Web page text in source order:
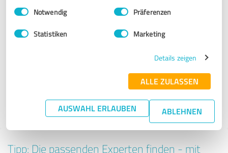
Impressum Datenschutzbestimmungen
Einwilligungsauswahl
Notwendig Präferenzen
Statistiken Marketing
Details zeigen
ALLE ZULASSEN
AUSWAHL ERLAUBEN ABLEHNEN
Anbietern aus dem Bereich
4.91 von 5
Tipp: Die passenden Experten finden - mit